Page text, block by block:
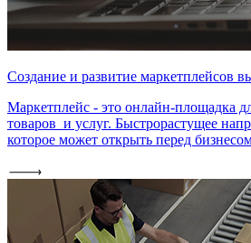
Создание и развитие маркетплейсов
Маркетплейс - это онлайн-площадка
товаров и услуг. Быстрорастущее
которое может открыть перед